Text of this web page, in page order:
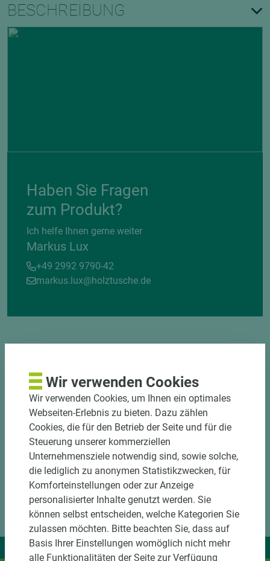
BESCHREIBUNG
Haben Sie Fragen
zum Produkt?
Ich helfe Ihnen gerne weiter
Markus Lux
+49 2992 9790-42
markus.lux@holztusche.de
DOWNLOADS
Wir liefern Ideen.
Wir verwenden Cookies
Wir verwenden Cookies, um Ihnen ein optimales
Webseiten-Erlebnis zu bieten. Dazu zählen
Cookies, die für den Betrieb der Seite und für die
Steuerung unserer kommerziellen
Unternehmensziele notwendig sind, sowie solche,
die lediglich zu anonymen Statistikzwecken, für
Komforteinstellungen oder zur Anzeige
personalisierter Inhalte genutzt werden. Sie
können selbst entscheiden, welche Kategorien Sie
zulassen möchten. Bitte beachten Sie, dass auf
Basis Ihrer Einstellungen womöglich nicht mehr
alle Funktionalitäten der Seite zur Verfügung